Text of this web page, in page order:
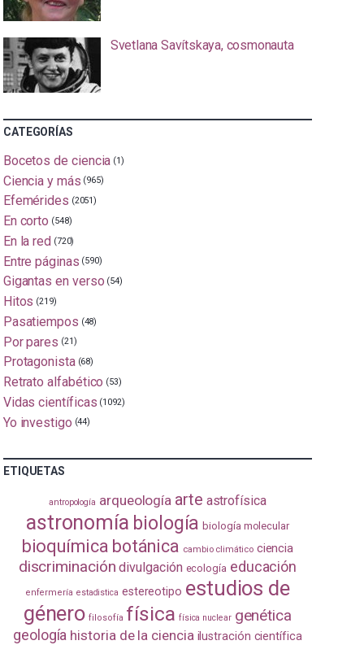
Svetlana Savítskaya, cosmonauta
CATEGORÍAS
Bocetos de ciencia (1)
Ciencia y más (965)
Efemérides (2051)
En corto (548)
En la red (720)
Entre páginas (590)
Gigantas en verso (54)
Hitos (219)
Pasatiempos (48)
Por pares (21)
Protagonista (68)
Retrato alfabético (53)
Vidas científicas (1092)
Yo investigo (44)
ETIQUETAS
antropología arqueología arte astrofísica
astronomía biología biología molecular
bioquímica botánica cambio climático ciencia
discriminación divulgación ecología educación
enfermería estadistica estereotipo estudios de
género filosofía física física nuclear genética
geología historia de la ciencia ilustración científica